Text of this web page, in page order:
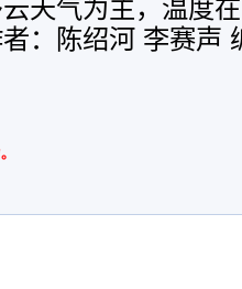
天气为主，温度
：陈绍河 李赛声